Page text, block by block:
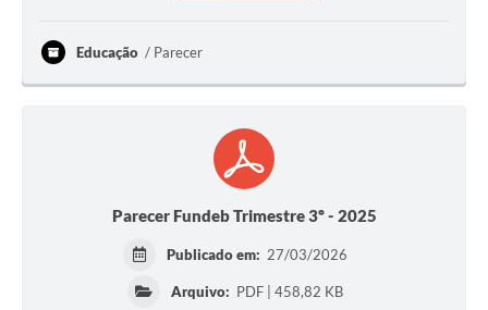
Educação Parecer
Parecer Fundeb Trimestre 3º - 2025
Publicado em: 27/03/2026
Arquivo: PDF | 458,82 KB